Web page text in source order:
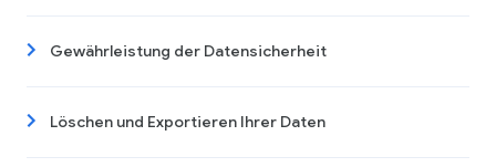
Gewährleistung der Datensicherheit
Löschen und Exportieren Ihrer Daten